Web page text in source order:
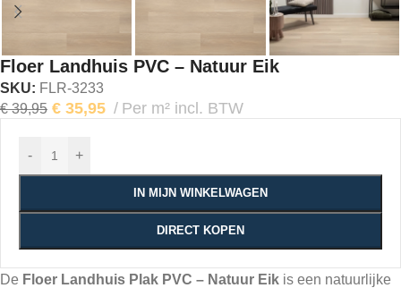
Floer Landhuis PVC – Natuur Eik
SKU: FLR-3233
€39,95 € 35,95 Per m² incl. BTW
- +
IN MIJN WINKELWAGEN
DIRECT KOPEN
De Floer Landhuis Plak PVC – Natuur Eik is een natuurlijke